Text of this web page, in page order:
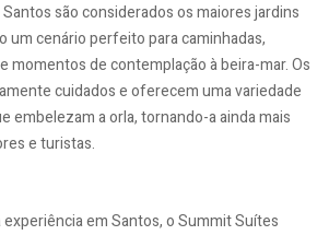
são considerados os maiores jardins
um cenário perfeito para caminhadas,
momentos de contemplação à beira-mar. Os
cuidados e oferecem uma variedade
embelezam a orla, tornando-a ainda mais
e turistas.
em Santos, o Summit Suítes